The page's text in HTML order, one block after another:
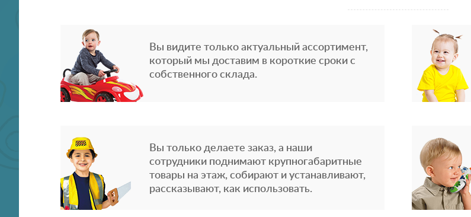
Вы видите только актуальный ассортимент,
который мы доставим в короткие сроки с
собственного склада.
Вы только делаете заказ, а наши
сотрудники поднимают крупногабаритные
товары на этаж, собирают и устанавливают,
рассказывают, как использовать.